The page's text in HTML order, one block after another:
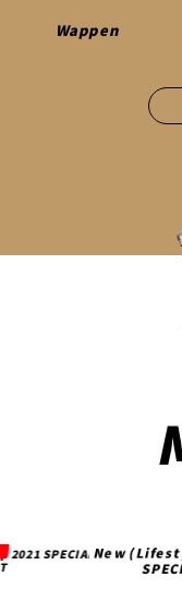
Wappen
Camp 2020
/ DAY1
New